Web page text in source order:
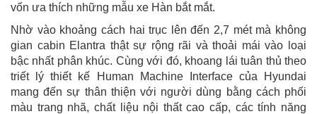
vốn ưa thích những mẫu xe Hàn bắt mắt.
Nhờ vào khoảng cách hai trục lên đến 2,7 mét mà không
gian cabin Elantra thật sự rộng rãi và thoải mái vào loại
bậc nhất phân khúc. Cùng với đó, khoang lái tuân thủ theo
triết lý thiết kế Human Machine Interface của Hyundai
mang đến sự thân thiện với người dùng bằng cách phối
màu trang nhã, chất liệu nội thất cao cấp, các tính năng